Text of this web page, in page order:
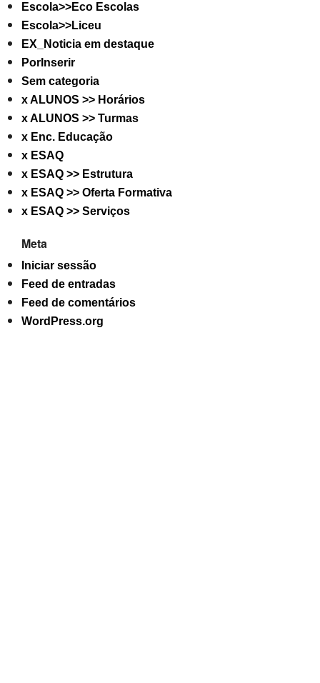
Escola>>Eco Escolas
Escola>>Liceu
EX_Noticia em destaque
PorInserir
Sem categoria
x ALUNOS >> Horários
x ALUNOS >> Turmas
x Enc. Educação
x ESAQ
x ESAQ >> Estrutura
x ESAQ >> Oferta Formativa
x ESAQ >> Serviços
Meta
Iniciar sessão
Feed de entradas
Feed de comentários
WordPress.org